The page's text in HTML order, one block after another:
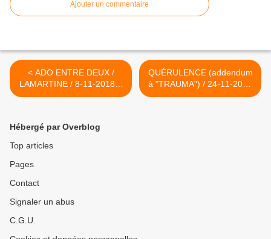
Ajouter un commentaire
< ADO ENTRE DEUX /
LAMARTINE / 8-11-2018 &
HAIGNERÉ 16-11
QUÉRULENCE (addendum
à "TRAUMA") / 24-11-2018
>
Hébergé par Overblog
Top articles
Pages
Contact
Signaler un abus
C.G.U.